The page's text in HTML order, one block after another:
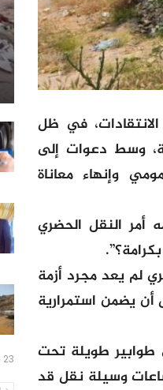
في ظل
وسط دعوات إلى
وإنهاء معاناة
النقل الحضري
لم يعد مجرد أزمة
يضمن استمرارية
طوابير طويلة تحت
وسيلة نقل قد
23 ساعة منذ